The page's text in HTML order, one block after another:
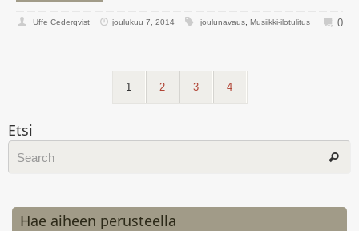
Uffe Cederqvist joulukuu 7, 2014 joulunavaus, Musiikki-ilotulitus 0
1 2 3 4
Etsi
Hae aiheen perusteella